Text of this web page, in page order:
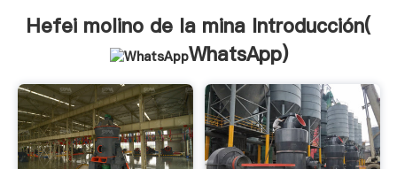
Hefei molino de la mina Introducción(
WhatsApp)